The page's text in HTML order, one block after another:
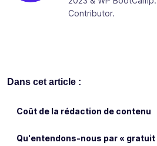
Contributor.
Dans cet article :
Coût de la rédaction de contenu
Qu'entendons-nous par « gratuit